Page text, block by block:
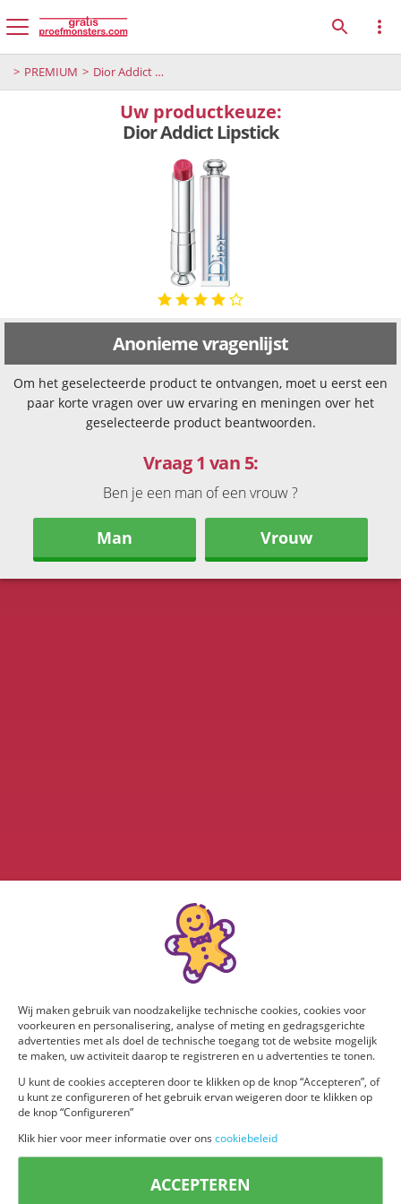
PREMIUM Dior Addict Lipstick
Uw productkeuze:
Dior Addict Lipstick
Anonieme vragenlijst
Om het geselecteerde product te ontvangen, moet u eerst een
paar korte vragen over uw ervaring en meningen over het
geselecteerde product beantwoorden.
Vraag 1 van 5:
Ben je een man of een vrouw ?
Man Vrouw
Wij maken gebruik van noodzakelijke technische cookies, cookies voor
voorkeuren en personalisering, analyse of meting en gedragsgerichte
advertenties met als doel de technische toegang tot de website mogelijk
te maken, uw activiteit daarop te registreren en u advertenties te tonen.
U kunt de cookies accepteren door te klikken op de knop “Accepteren”, of
u kunt ze configureren of het gebruik ervan weigeren door te klikken op
de knop “Configureren”
Klik hier voor meer informatie over ons cookiebeleid
ACCEPTEREN